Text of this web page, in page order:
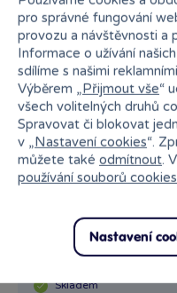
Lexibook 3D budík
Objevte kouzlo s 3D
Skladem
pro správné fungování
provozu a návštěvnosti a
Informace o užívání
sdílíme s našimi
Výběrem „Přijmout vše“
všech volitelných druhů
Spravovat či blokovat
v „Nastavení cookies“.
můžete také odmítnout.
používání souborů cookies
Nastavení